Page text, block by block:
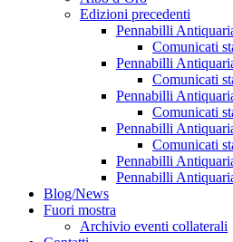
Edizioni precedenti
Pennabilli
Comunicati
Pennabilli
Comunicati
Pennabilli
Comunicati
Pennabilli
Comunicati
Pennabilli
Pennabilli
Blog/News
Fuori mostra
Archivio eventi collaterali